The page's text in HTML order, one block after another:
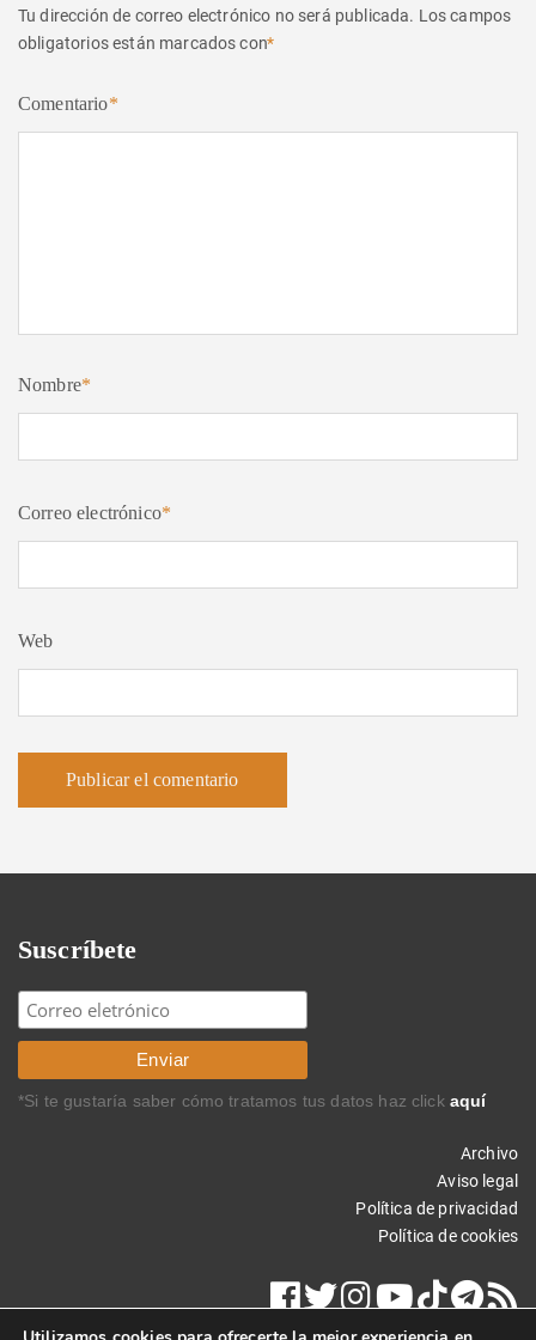
Tu dirección de correo electrónico no será publicada. Los campos
obligatorios están marcados con*
Comentario*
Nombre*
Correo electrónico*
Web
Suscríbete
*Si te gustaría saber cómo tratamos tus datos haz click aquí
Archivo
Aviso legal
Política de privacidad
Política de cookies